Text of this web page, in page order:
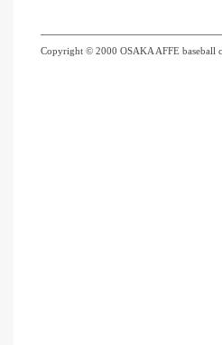
Copyright © 2000 OSAKA AFFE baseball